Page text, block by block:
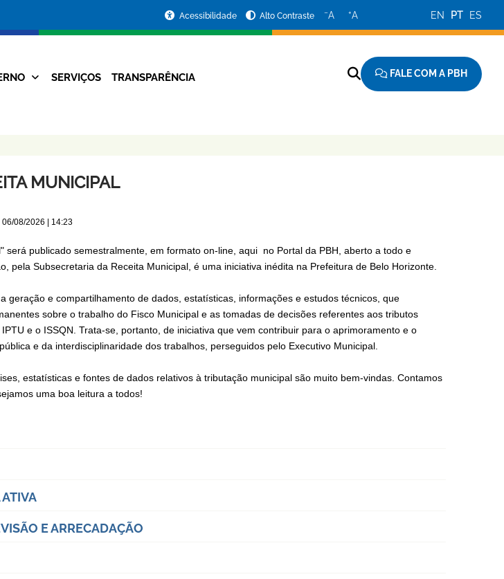
Acessibilidade Alto Contraste −A +A EN PT ES
Navegação
SERVIÇOS TRANSPARÊNCIA FALE COM A PBH
MUNICIPAL
06/08/2026 | 14:23
será publicado semestralmente, em formato on-line, aqui no Portal da PBH, aberto a todo e
pela Subsecretaria da Receita Municipal, é uma iniciativa inédita na Prefeitura de Belo Horizonte.
geração e compartilhamento de dados, estatísticas, informações e estudos técnicos, que
sobre o trabalho do Fisco Municipal e as tomadas de decisões referentes aos tributos
e o ISSQN. Trata-se, portanto, de iniciativa que vem contribuir para o aprimoramento e o
e da interdisciplinaridade dos trabalhos, perseguidos pelo Executivo Municipal.
estatísticas e fontes de dados relativos à tributação municipal são muito bem-vindas. Contamos
uma boa leitura a todos!
E ARRECADAÇÃO